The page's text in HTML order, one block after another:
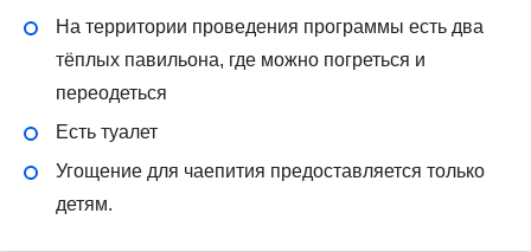
На территории проведения программы есть два
тёплых павильона, где можно погреться и
переодеться
Есть туалет
Угощение для чаепития предоставляется только
детям.